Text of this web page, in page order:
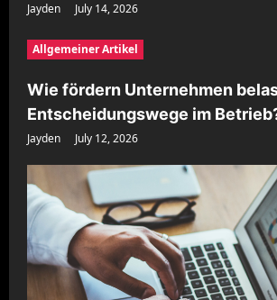
Jayden July 14, 2026
Allgemeiner Artikel
Wie fördern Unternehmen
Entscheidungswege im
Jayden July 12, 2026